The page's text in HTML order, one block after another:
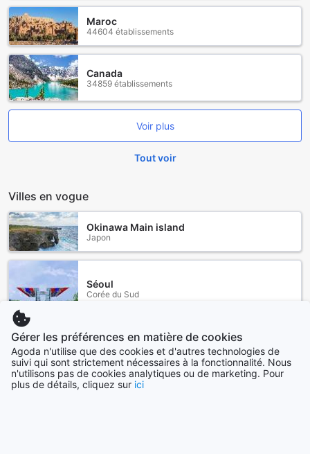
Maroc
44604 établissements
Canada
34859 établissements
Voir plus
Tout voir
Villes en vogue
Okinawa Main island
Japon
Séoul
Corée du Sud
Yilan
Taïwan
Los Angeles (CA)
Gérer les préférences en matière de cookies
Agoda n'utilise que des cookies et d'autres technologies de
suivi qui sont strictement nécessaires à la fonctionnalité. Nous
n'utilisons pas de cookies analytiques ou de marketing. Pour
plus de détails, cliquez sur ici